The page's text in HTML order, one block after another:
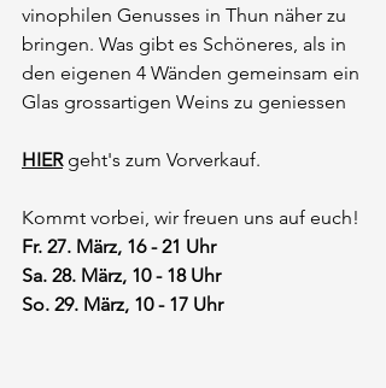
vinophilen Genusses in Thun näher zu
bringen. Was gibt es Schöneres, als in
den eigenen 4 Wänden gemeinsam ein
Glas grossartigen Weins zu geniessen
HIER geht's zum Vorverkauf.
Kommt vorbei, wir freuen uns auf euch!
Fr. 27. März, 16 - 21 Uhr
Sa. 28. März, 10 - 18 Uhr
So. 29. März, 10 - 17 Uhr